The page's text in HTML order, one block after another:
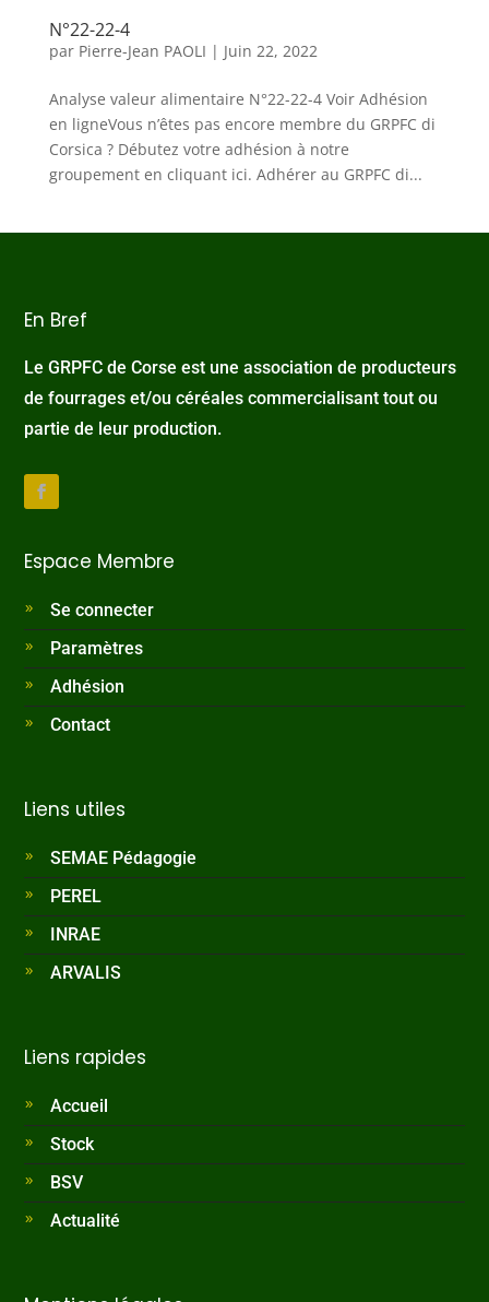
N°22-22-4
par Pierre-Jean PAOLI | Juin 22, 2022
Analyse valeur alimentaire N°22-22-4 Voir Adhésion
en ligneVous n’êtes pas encore membre du GRPFC di
Corsica ? Débutez votre adhésion à notre
groupement en cliquant ici. Adhérer au GRPFC di...
En Bref
Le GRPFC de Corse est une association de producteurs
de fourrages et/ou céréales commercialisant tout ou
partie de leur production.
Espace Membre
Se connecter
Paramètres
Adhésion
Contact
Liens utiles
SEMAE Pédagogie
PEREL
INRAE
ARVALIS
Liens rapides
Accueil
Stock
BSV
Actualité